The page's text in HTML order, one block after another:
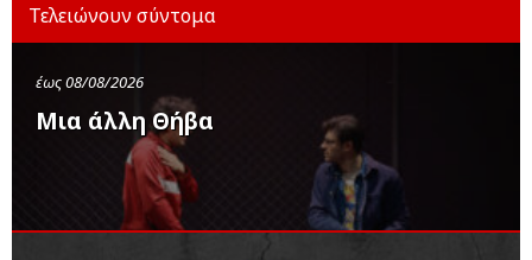
Τελειώνουν σύντομα
έως 08/08/2026
Μια άλλη Θήβα